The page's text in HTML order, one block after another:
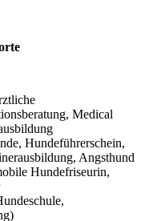
Medical
Hundeführerschein,
Angsthund
Hundefriseurin,